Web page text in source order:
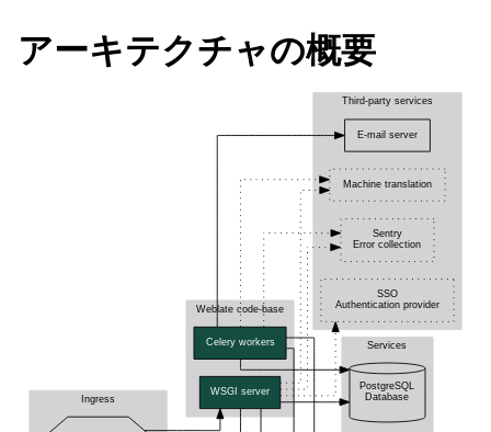
アーキテクチャの概要